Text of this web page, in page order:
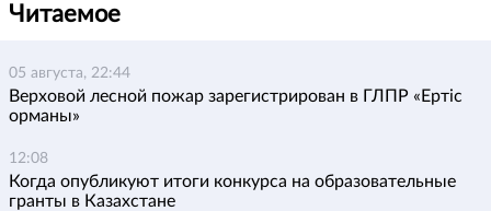
Читаемое
05 августа, 22:44
Верховой лесной пожар зарегистрирован в ГЛПР «Ертіс
орманы»
12:08
Когда опубликуют итоги конкурса на образовательные
гранты в Казахстане